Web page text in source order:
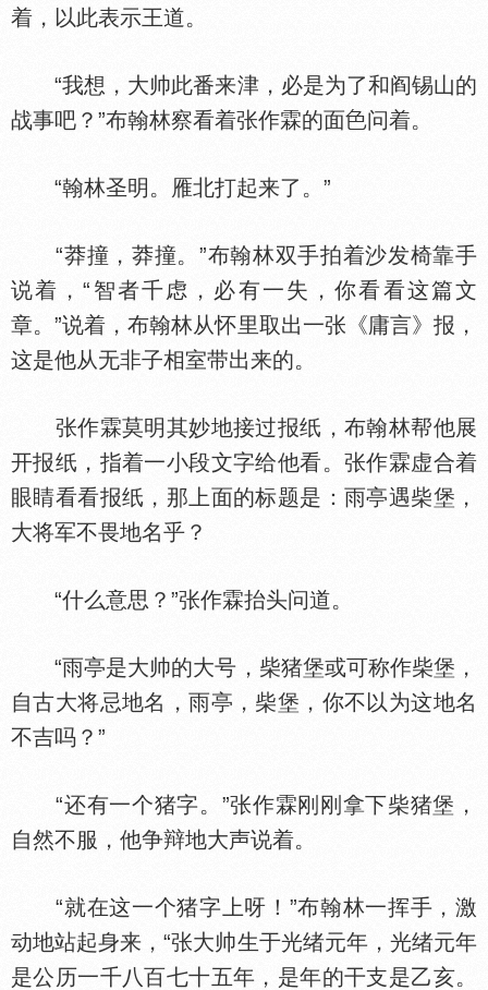
着，以此表示王道。
“我想，大帅此番来津，必是为了和阎锡山的
战事吧？”布翰林察看着张作霖的面
问着。
“翰林圣明。雁北打起来了。”
“莽撞，莽撞。”布翰林双手拍着沙发椅靠手
说着，“智者千虑，必有一失，你看看这篇文
章。”说着，布翰林从怀里取出一张《庸言》报，
这是他从无非子相室带出来的。
张作霖莫明其妙地接过报纸，布翰林帮他展
开报纸，指着一小段文字给他看。张作霖虚合着
眼睛看看报纸，那上面的标题是：雨亭遇柴堡，
大将军不畏地名乎？
“什么意思？”张作霖抬头问道。
“雨亭是大帅的大号，柴猪堡或可称作柴堡，
自古大将忌地名，雨亭，柴堡，你不以为这地名
不吉吗？”
“还有一个猪字。”张作霖刚刚拿下柴猪堡，
自然不服，他争辩地大声说着。
“就在这一个猪字上呀！”布翰林一挥手，激
动地站起身来，“张大帅生于光绪元年，光绪元年
是公历一千八百七十五年，是年的干支是乙亥。